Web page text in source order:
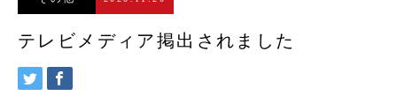
テレビメディア掲出されました